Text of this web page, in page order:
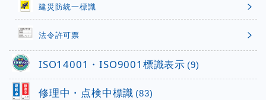
建災防統一標識
法令許可票
ISO14001・ISO9001標識表示 (9)
修理中・点検中標識 (83)